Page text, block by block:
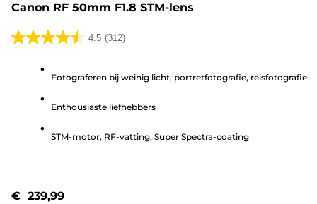
Canon RF 50mm F1.8 STM-lens
4.5 (312)
4.5
sterren.
Fotograferen bij weinig licht, portretfotografie, reisfotografie
Enthousiaste liefhebbers
STM-motor, RF-vatting, Super Spectra-coating
€ 239,99